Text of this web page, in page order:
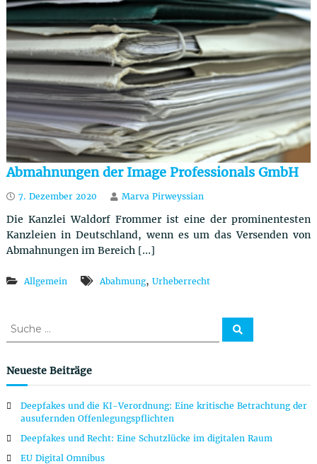
t
z
r
e
c
h
t
Abmahnungen der Image Professionals GmbH
7. Dezember 2020 Marva Pirweyssian
Die Kanzlei Waldorf Frommer ist eine der prominentesten
Kanzleien in Deutschland, wenn es um das Versenden von
Abmahnungen im Bereich […]
Allgemein Abahmung, Urheberrecht
h
e
a
h
:
S
Neueste Beiträge
Deepfakes und die KI-Verordnung: Eine kritische Betrachtung der
ausufernden Offenlegungspflichten
Deepfakes und Recht: Eine Schutzlücke im digitalen Raum
EU Digital Omnibus